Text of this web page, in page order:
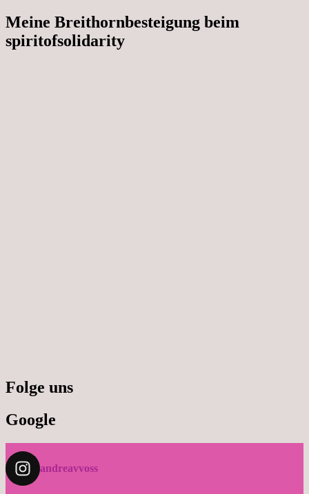
Meine Breithornbesteigung beim
spiritofsolidarity
Folge uns
Google
andreavvoss